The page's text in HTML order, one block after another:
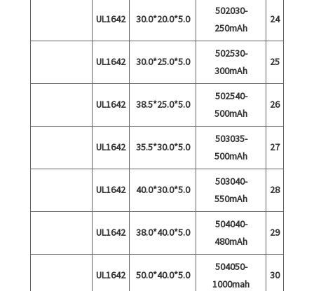
24
502030-
250mAh
5.0*20.0*30.0
UL1642
25
502530-
300mAh
5.0*25.0*30.0
UL1642
26
502540-
500mAh
5.0*25.0*38.5
UL1642
27
503035-
500mAh
5.0*30.0*35.5
UL1642
28
503040-
550mAh
5.0*30.0*40.0
UL1642
29
504040-
480mAh
5.0*40.0*38.0
UL1642
30
504050-
1000mah
5.0*40.0*50.0
UL1642